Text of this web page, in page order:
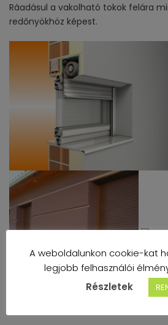
Ráadásul a vakolható tokok felára
redőnyökhöz képest.
A weboldalunkon cookie-kat
legjobb felhasználói
Részletek